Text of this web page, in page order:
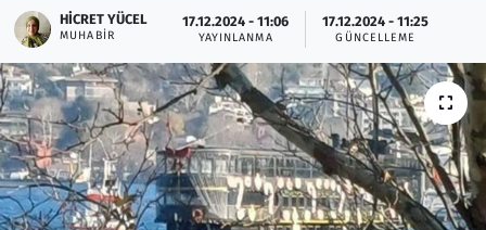
HICRET YÜCEL
MUHABIR
17.12.2024 - 11:06
YAYINLANMA
17.12.2024 - 11:25
GÜNCELLEME
Otomobil
Oyun
Ramazan
Resmi İlanlar